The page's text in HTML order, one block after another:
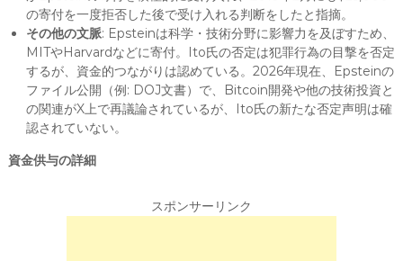
の寄付を一度拒否した後で受け入れる判断をしたと指摘。
その他の文脈: Epsteinは科学・技術分野に影響力を及ぼすため、
MITやHarvardなどに寄付。Ito氏の否定は犯罪行為の目撃を否定
するが、資金的つながりは認めている。2026年現在、Epsteinの
ファイル公開（例: DOJ文書）で、Bitcoin開発や他の技術投資と
の関連がX上で再議論されているが、Ito氏の新たな否定声明は確
認されていない。
資金供与の詳細
スポンサーリンク